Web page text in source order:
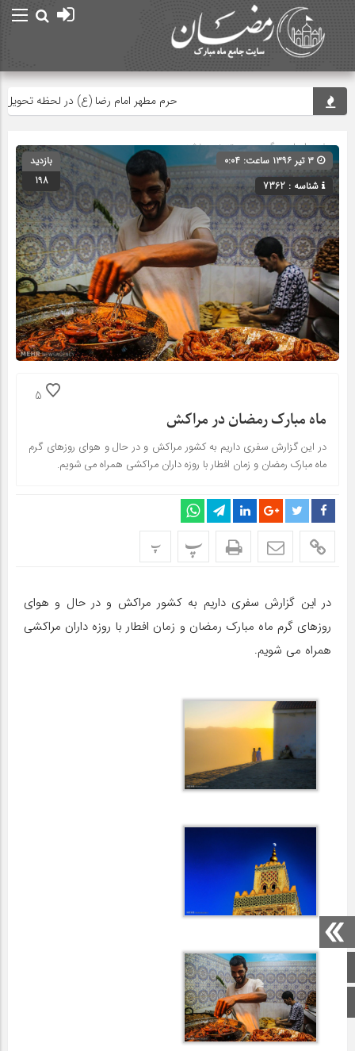
صفحه اصلی
اینستاگرام
حرم مطهر امام رضا (ع) در لحظه تحویل سال
صفحه اصلی» گروه » دسته‌بندی نشده
شناسه : 7362
بازدید
198
5
ماه مبارک رمضان در مراکش‎
در این گزارش سفری داریم به کشور مراکش و در حال و هوای روزهای گرم
ماه مبارک رمضان و زمان افطار با روزه داران مراکشی همراه می شویم.
پ پ
در این گزارش سفری داریم به کشور مراکش و در حال و هوای
روزهای گرم ماه مبارک رمضان و زمان افطار با روزه داران مراکشی
همراه می شویم.